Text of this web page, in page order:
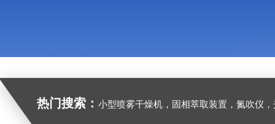
热门搜索： 小型喷雾干燥机，固相萃取装置，氮吹仪，光化学反应仪，低温恒温槽，超声波细胞